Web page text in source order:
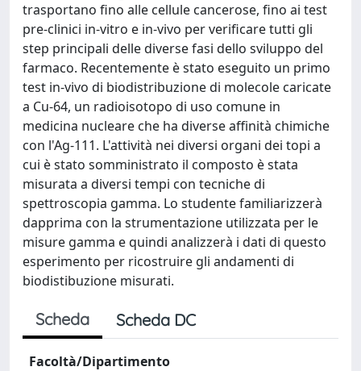
trasportano fino alle cellule cancerose, fino ai test
pre-clinici in-vitro e in-vivo per verificare tutti gli
step principali delle diverse fasi dello sviluppo del
farmaco. Recentemente è stato eseguito un primo
test in-vivo di biodistribuzione di molecole caricate
a Cu-64, un radioisotopo di uso comune in
medicina nucleare che ha diverse affinità chimiche
con l'Ag-111. L'attività nei diversi organi dei topi a
cui è stato somministrato il composto è stata
misurata a diversi tempi con tecniche di
spettroscopia gamma. Lo studente familiarizzerà
dapprima con la strumentazione utilizzata per le
misure gamma e quindi analizzerà i dati di questo
esperimento per ricostruire gli andamenti di
biodistibuzione misurati.
Scheda Scheda DC
Facoltà/Dipartimento